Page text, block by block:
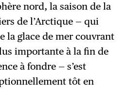
nord, la saison de la
de l’Arctique — qui
la glace de mer couvrant
importante à la fin de
à fondre — s’est
tôt en